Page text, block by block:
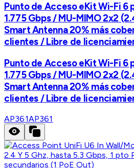
Punto de Acceso eKit Wi-Fi 6
1.775 Gbps / MU-MIMO 2x2
Smart Antenna 20% más
clientes / Libre de
Punto de Acceso eKit Wi-Fi 6
1.775 Gbps / MU-MIMO 2x2
Smart Antenna 20% más
clientes / Libre de
AP361AP361